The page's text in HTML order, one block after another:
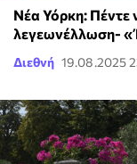
Νέα Υόρκη: Πέντε
λεγεωνέλλωση-
Διεθνή 19.08.2025